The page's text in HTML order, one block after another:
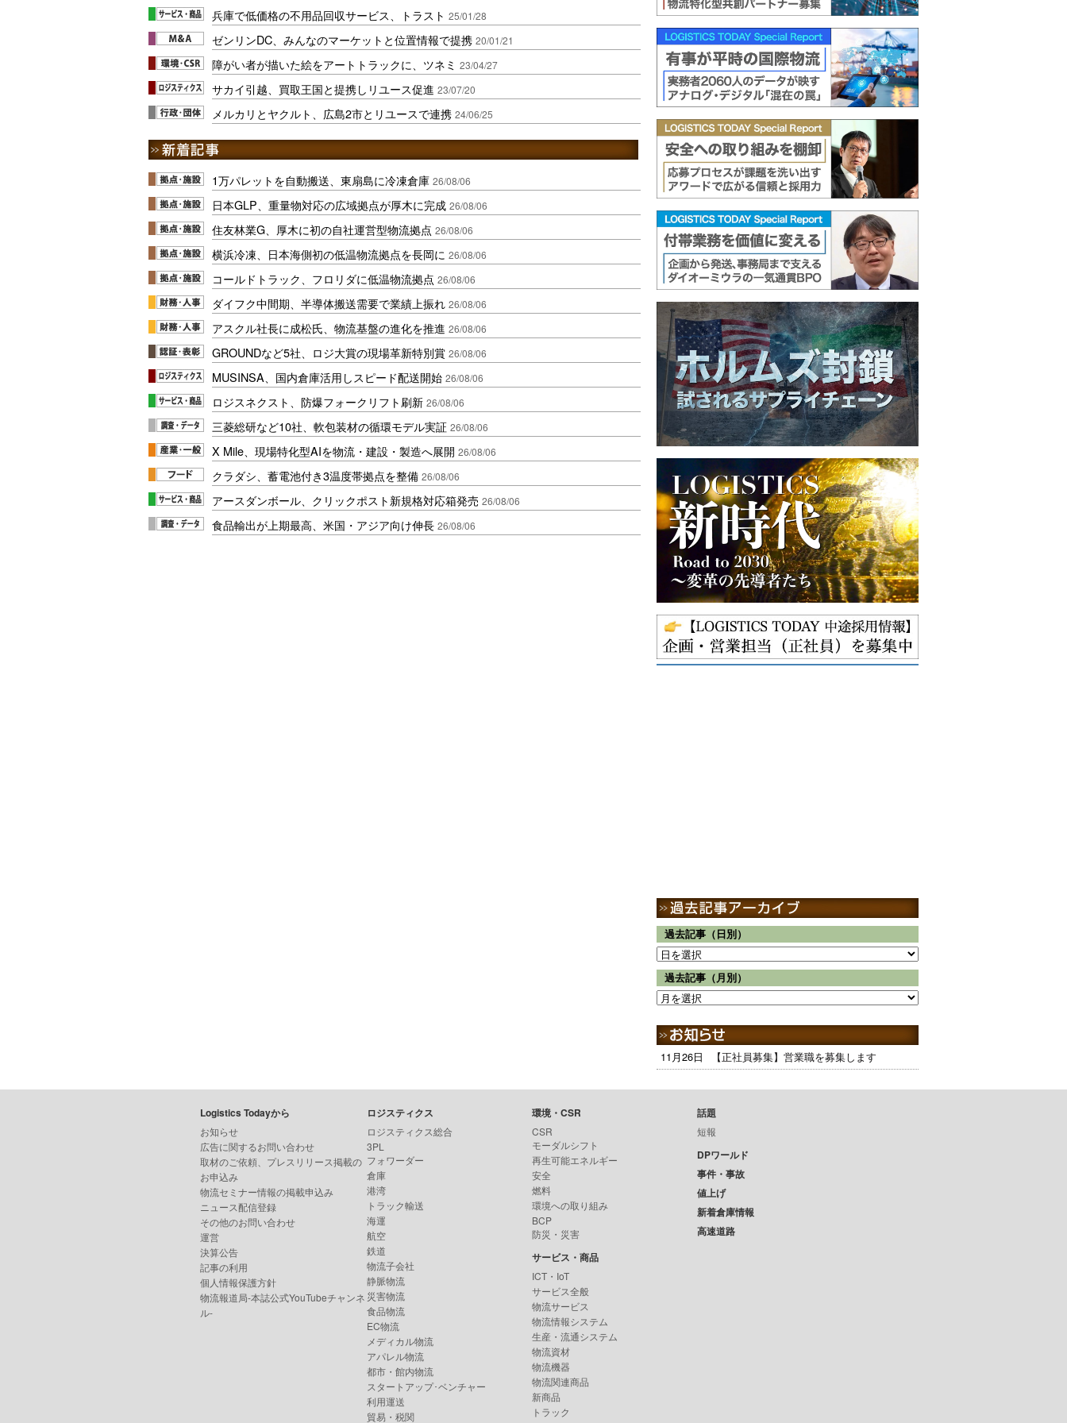
兵庫で低価格の不用品回収サービス、トラスト 25/01/28
ゼンリンDC、みんなのマーケットと位置情報で提携 20/01/21
障がい者が描いた絵をアートトラックに、ツネミ 23/04/27
サカイ引越、買取王国と提携しリユース促進 23/07/20
メルカリとヤクルト、広島2市とリユースで連携 24/06/25
1万パレットを自動搬送、東扇島に冷凍倉庫 26/08/06
日本GLP、重量物対応の広域拠点が厚木に完成 26/08/06
住友林業G、厚木に初の自社運営型物流拠点 26/08/06
横浜冷凍、日本海側初の低温物流拠点を長岡に 26/08/06
コールドトラック、フロリダに低温物流拠点 26/08/06
ダイフク中間期、半導体搬送需要で業績上振れ 26/08/06
アスクル社長に成松氏、物流基盤の進化を推進 26/08/06
GROUNDなど5社、ロジ大賞の現場革新特別賞 26/08/06
MUSINSA、国内倉庫活用しスピード配送開始 26/08/06
ロジスネクスト、防爆フォークリフト刷新 26/08/06
三菱総研など10社、軟包装材の循環モデル実証 26/08/06
X Mile、現場特化型AIを物流・建設・製造へ展開 26/08/06
クラダシ、蓄電池付き3温度帯拠点を整備 26/08/06
アースダンボール、クリックポスト新規格対応箱発売 26/08/06
食品輸出が上期最高、米国・アジア向け伸長 26/08/06
過去記事（日別）
過去記事（月別）
11月26日 【正社員募集】営業職を募集します
Logistics Todayから
お知らせ
広告に関するお問い合わせ
取材のご依頼、プレスリリース掲載の
お申込み
物流セミナー情報の掲載申込み
ニュース配信登録
その他のお問い合わせ
運営
決算公告
記事の利用
個人情報保護方針
物流報道局-本誌公式YouTubeチャンネ
ル-
ロジスティクス
ロジスティクス総合
3PL
フォワーダー
倉庫
港湾
トラック輸送
海運
航空
鉄道
物流子会社
静脈物流
災害物流
食品物流
EC物流
メディカル物流
アパレル物流
都市・館内物流
スタートアップ･ベンチャー
利用運送
貿易・税関
環境・CSR
CSR
モーダルシフト
再生可能エネルギー
安全
燃料
環境への取り組み
BCP
防災・災害
サービス・商品
ICT・IoT
サービス全般
物流サービス
物流情報システム
生産・流通システム
物流資材
物流機器
物流関連商品
新商品
トラック
話題
短報
DPワールド
事件・事故
値上げ
新着倉庫情報
高速道路